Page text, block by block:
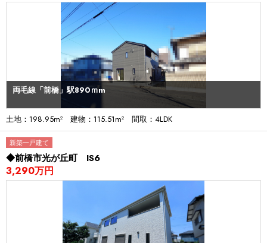
両毛線「前橋」駅890ｍm
土地：198.95m² 建物：115.51m² 間取：4LDK
新築一戸建て
◆前橋市光が丘町 IS6
3,290万円